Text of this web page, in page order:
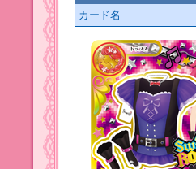
カード名